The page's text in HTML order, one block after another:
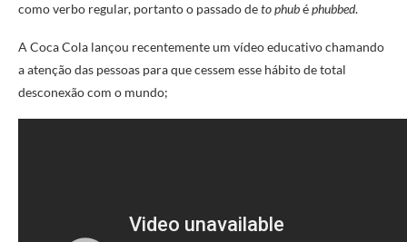
como verbo regular, portanto o passado deto phubéphubbed.
A Coca Cola lançou recentemente um vídeo educativo chamando
a atenção das pessoas para que cessem esse hábito de total
desconexão com o mundo;